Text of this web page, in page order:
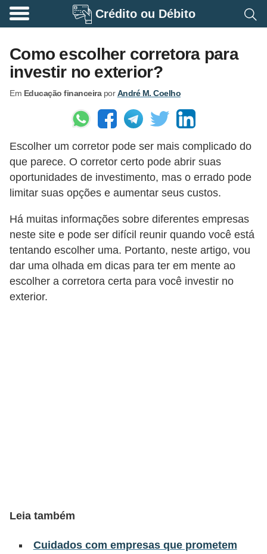
Crédito ou Débito
Como escolher corretora para
investir no exterior?
Em Educação financeiraporAndré M. Coelho
Escolher um corretor pode ser mais complicado do
que parece. O corretor certo pode abrir suas
oportunidades de investimento, mas o errado pode
limitar suas opções e aumentar seus custos.
Há muitas informações sobre diferentes empresas
neste site e pode ser difícil reunir quando você está
tentando escolher uma. Portanto, neste artigo, vou
dar uma olhada em dicas para ter em mente ao
escolher a corretora certa para você investir no
exterior.
Leia também
Cuidados com empresas que prometem
A
o
s
e
a
d
o
a
B
a
n
i